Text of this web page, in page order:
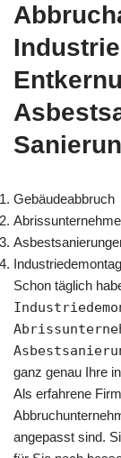
Gebäudeabbruch
Schon täglich
ganz genau Ihre
Als erfahrene
angepasst sind.